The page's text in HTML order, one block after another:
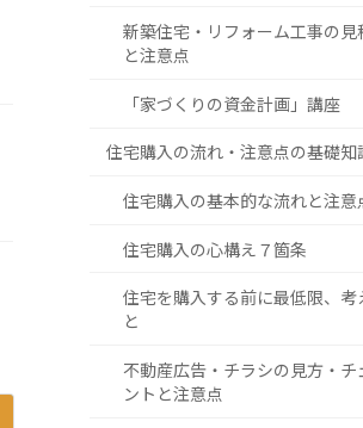
新築住宅・リフォーム工事の見
と注意点
「家づくりの資金計画」講座
住宅購入の流れ・注意点の基礎知
住宅購入の基本的な流れと注意
住宅購入の心構え７箇条
住宅を購入する前に最低限、考
と
不動産広告・チラシの見方・チ
ントと注意点